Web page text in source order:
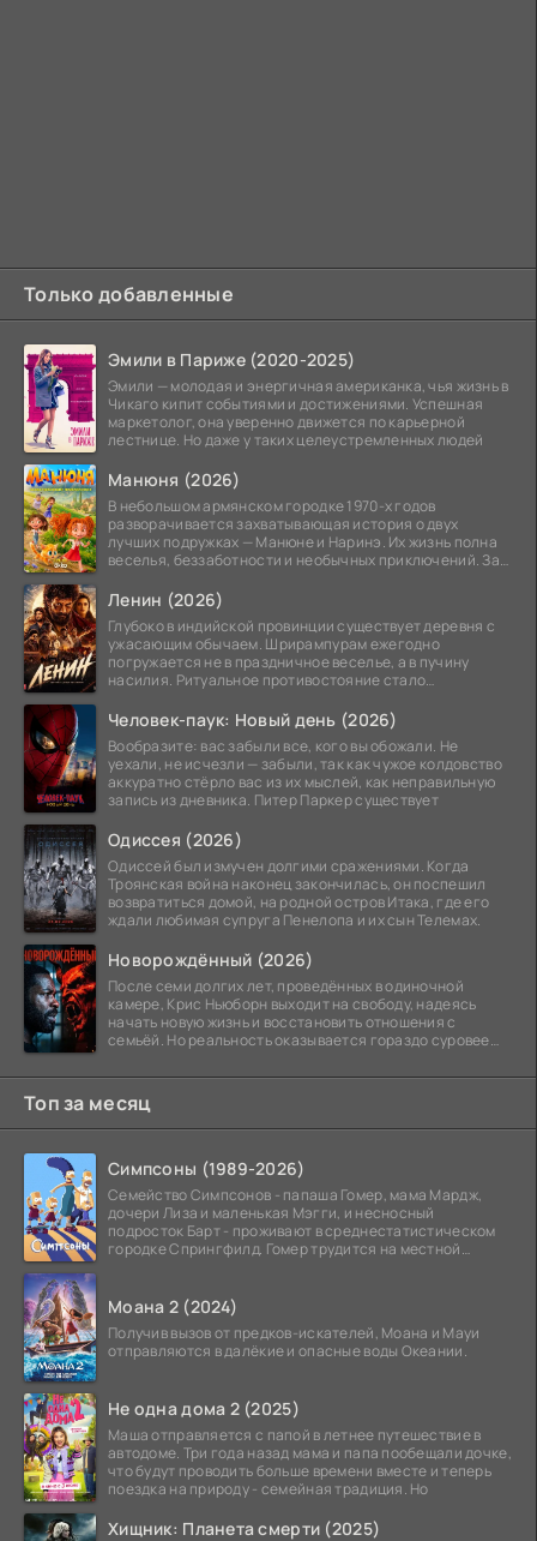
Только добавленные
Эмили в Париже (2020-2025)
Эмили — молодая и энергичная американка, чья жизнь в
Чикаго кипит событиями и достижениями. Успешная
маркетолог, она уверенно движется по карьерной
лестнице. Но даже у таких целеустремленных людей
Манюня (2026)
В небольшом армянском городке 1970-х годов
разворачивается захватывающая история о двух
лучших подружках — Манюне и Наринэ. Их жизнь полна
веселья, беззаботности и необычных приключений. За
Ленин (2026)
Глубоко в индийской провинции существует деревня с
ужасающим обычаем. Шрирампурам ежегодно
погружается не в праздничное веселье, а в пучину
насилия. Ритуальное противостояние стало
Человек-паук: Новый день (2026)
Вообразите: вас забыли все, кого вы обожали. Не
уехали, не исчезли — забыли, так как чужое колдовство
аккуратно стёрло вас из их мыслей, как неправильную
запись из дневника. Питер Паркер существует
Одиссея (2026)
Одиссей был измучен долгими сражениями. Когда
Троянская война наконец закончилась, он поспешил
возвратиться домой, на родной остров Итака, где его
ждали любимая супруга Пенелопа и их сын Телемах.
Новорождённый (2026)
После семи долгих лет, проведённых в одиночной
камере, Крис Ньюборн выходит на свободу, надеясь
начать новую жизнь и восстановить отношения с
семьёй. Но реальность оказывается гораздо суровее
Топ за месяц
Симпсоны (1989-2026)
Семейство Симпсонов - папаша Гомер, мама Мардж,
дочери Лиза и маленькая Мэгги, и несносный
подросток Барт - проживают в среднестатистическом
городке Спрингфилд. Гомер трудится на местной
Моана 2 (2024)
Получив вызов от предков-искателей, Моана и Мауи
отправляются в далёкие и опасные воды Океании.
Не одна дома 2 (2025)
Маша отправляется с папой в летнее путешествие в
автодоме. Три года назад мама и папа пообещали дочке,
что будут проводить больше времени вместе и теперь
поездка на природу - семейная традиция. Но
Хищник: Планета смерти (2025)